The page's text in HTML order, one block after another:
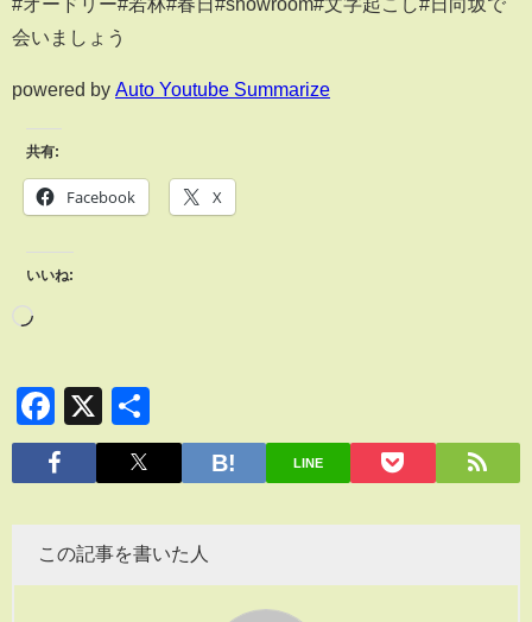
会いましょう
powered by Auto Youtube Summarize
共有:
Facebook X
いいね:
Facebook
X
有
LINE
この記事を書いた人